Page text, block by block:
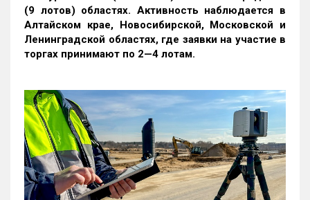
(9 лотов) областях. Активность наблюдается в
Алтайском крае, Новосибирской, Московской и
Ленинградской областях, где заявки на участие в
торгах принимают по 2—4 лотам.